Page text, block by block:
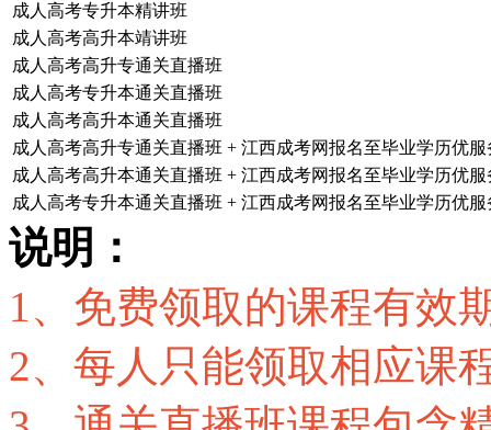
成人高考专升本精讲班
成人高考高升本靖讲班
成人高考高升专通关直播班
成人高考专升本通关直播班
成人高考高升本通关直播班
成人高考高升专通关直播班 + 江西成考网报名至毕业学历优服
成人高考高升本通关直播班 + 江西成考网报名至毕业学历优服
成人高考专升本通关直播班 + 江西成考网报名至毕业学历优服
说明：
1、免费领取的课程有效
2、每人只能领取相应课